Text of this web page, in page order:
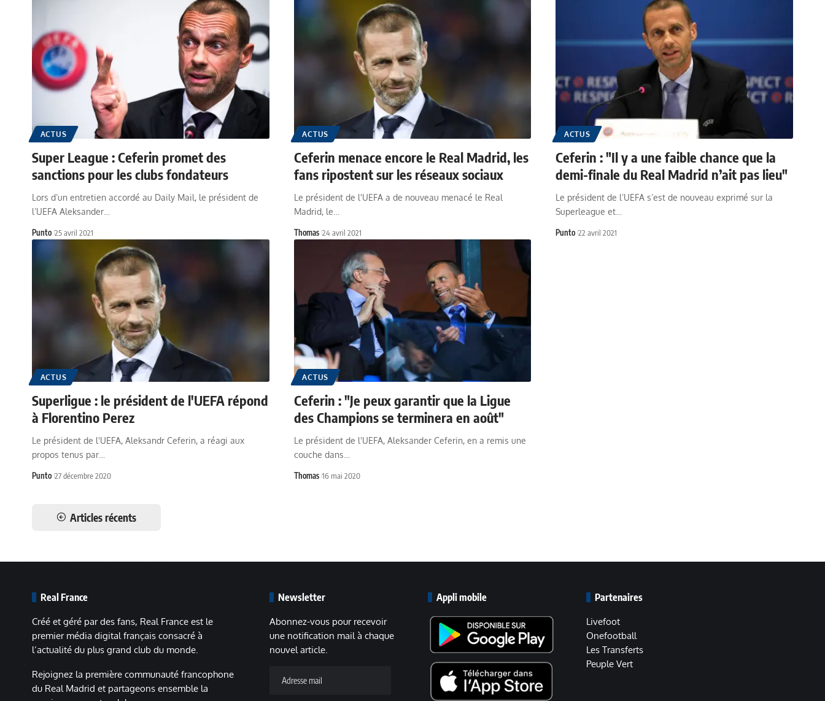
ACTUS
Super League : Ceferin promet des
sanctions pour les clubs fondateurs
Lors d’un entretien accordé au Daily Mail, le président de
l’UEFA Aleksander…
Punto 25 avril 2021
ACTUS
Ceferin menace encore le Real Madrid, les
fans ripostent sur les réseaux sociaux
Le président de l'UEFA a de nouveau menacé le Real
Madrid, le…
Thomas 24 avril 2021
ACTUS
Ceferin : "Il y a une faible chance que la
demi-finale du Real Madrid n’ait pas lieu"
Le président de l’UEFA s’est de nouveau exprimé sur la
Superleague et…
Punto 22 avril 2021
ACTUS
Superligue : le président de l'UEFA répond
à Florentino Perez
Le président de l'UEFA, Aleksandr Ceferin, a réagi aux
propos tenus par…
Punto 27 décembre 2020
ACTUS
Ceferin : "Je peux garantir que la Ligue
des Champions se terminera en août"
Le président de l'UEFA, Aleksander Ceferin, en a remis une
couche dans…
Thomas 16 mai 2020
Articles récents
Real France
Créé et géré par des fans, Real France est le
premier média digital français consacré à
l’actualité du plus grand club du monde.
Rejoignez la première communauté francophone
du Real Madrid et partageons ensemble la
Newsletter
Abonnez-vous pour recevoir
une notification mail à chaque
nouvel article.
mail
Appli mobile Partenaires
Livefoot
Onefootball
Les Transferts
Peuple Vert